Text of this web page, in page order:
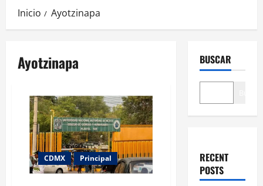
Inicio Ayotzinapa
Ayotzinapa
CDMX Principal
BUSCAR
RECENT
POSTS